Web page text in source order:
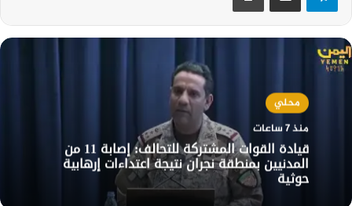
محلي
منذ 7 ساعات
قيادة القوات المشتركة للتحالف: إصابة 11 من
المدنيين بمنطقة نجران نتيجة اعتداءات إرهابية
حوثية